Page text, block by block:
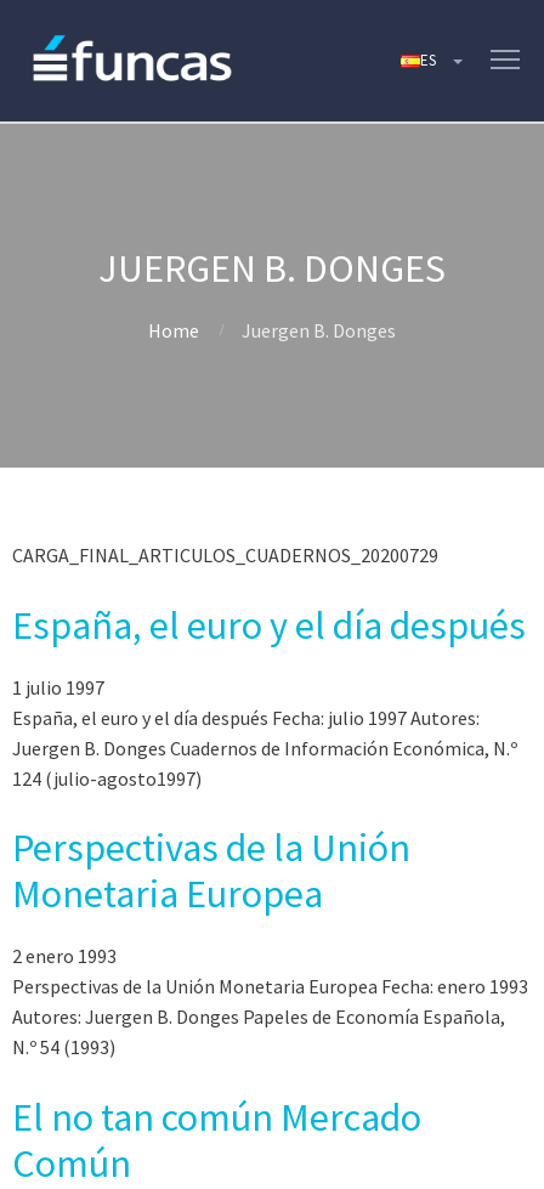
JUERGEN B. DONGES
Home Juergen B. Donges
CARGA_FINAL_ARTICULOS_CUADERNOS_20200729
España, el euro y el día después
1 julio 1997
España, el euro y el día después Fecha: julio 1997 Autores:
Juergen B. Donges Cuadernos de Información Económica, N.º
124 (julio-agosto1997)
Perspectivas de la Unión
Monetaria Europea
2 enero 1993
Perspectivas de la Unión Monetaria Europea Fecha: enero 1993
Autores: Juergen B. Donges Papeles de Economía Española,
N.º 54 (1993)
El no tan común Mercado
Común